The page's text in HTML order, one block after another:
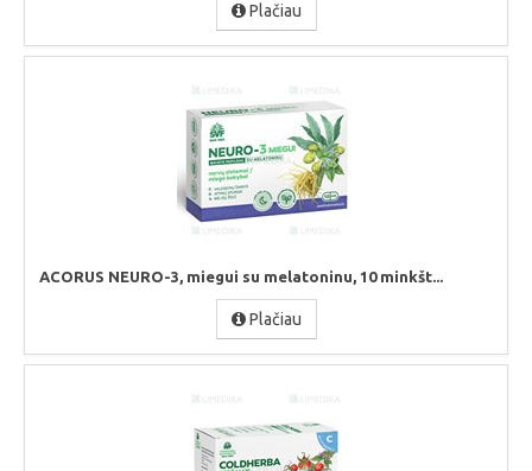
Plačiau
ACORUS NEURO-3, miegui su melatoninu, 10 minkšt...
Plačiau